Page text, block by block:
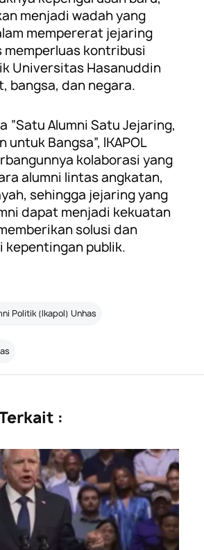
menjadi wadah yang
mempererat jejaring
memperluas kontribusi
Universitas Hasanuddin
bangsa, dan negara.
“Satu Alumni Satu Jejaring,
Bangsa”, IKAPOL
kolaborasi yang
alumni lintas angkatan,
sehingga jejaring yang
dapat menjadi kekuatan
solusi dan
kepentingan publik.
Politik (Ikapol) Unhas
: